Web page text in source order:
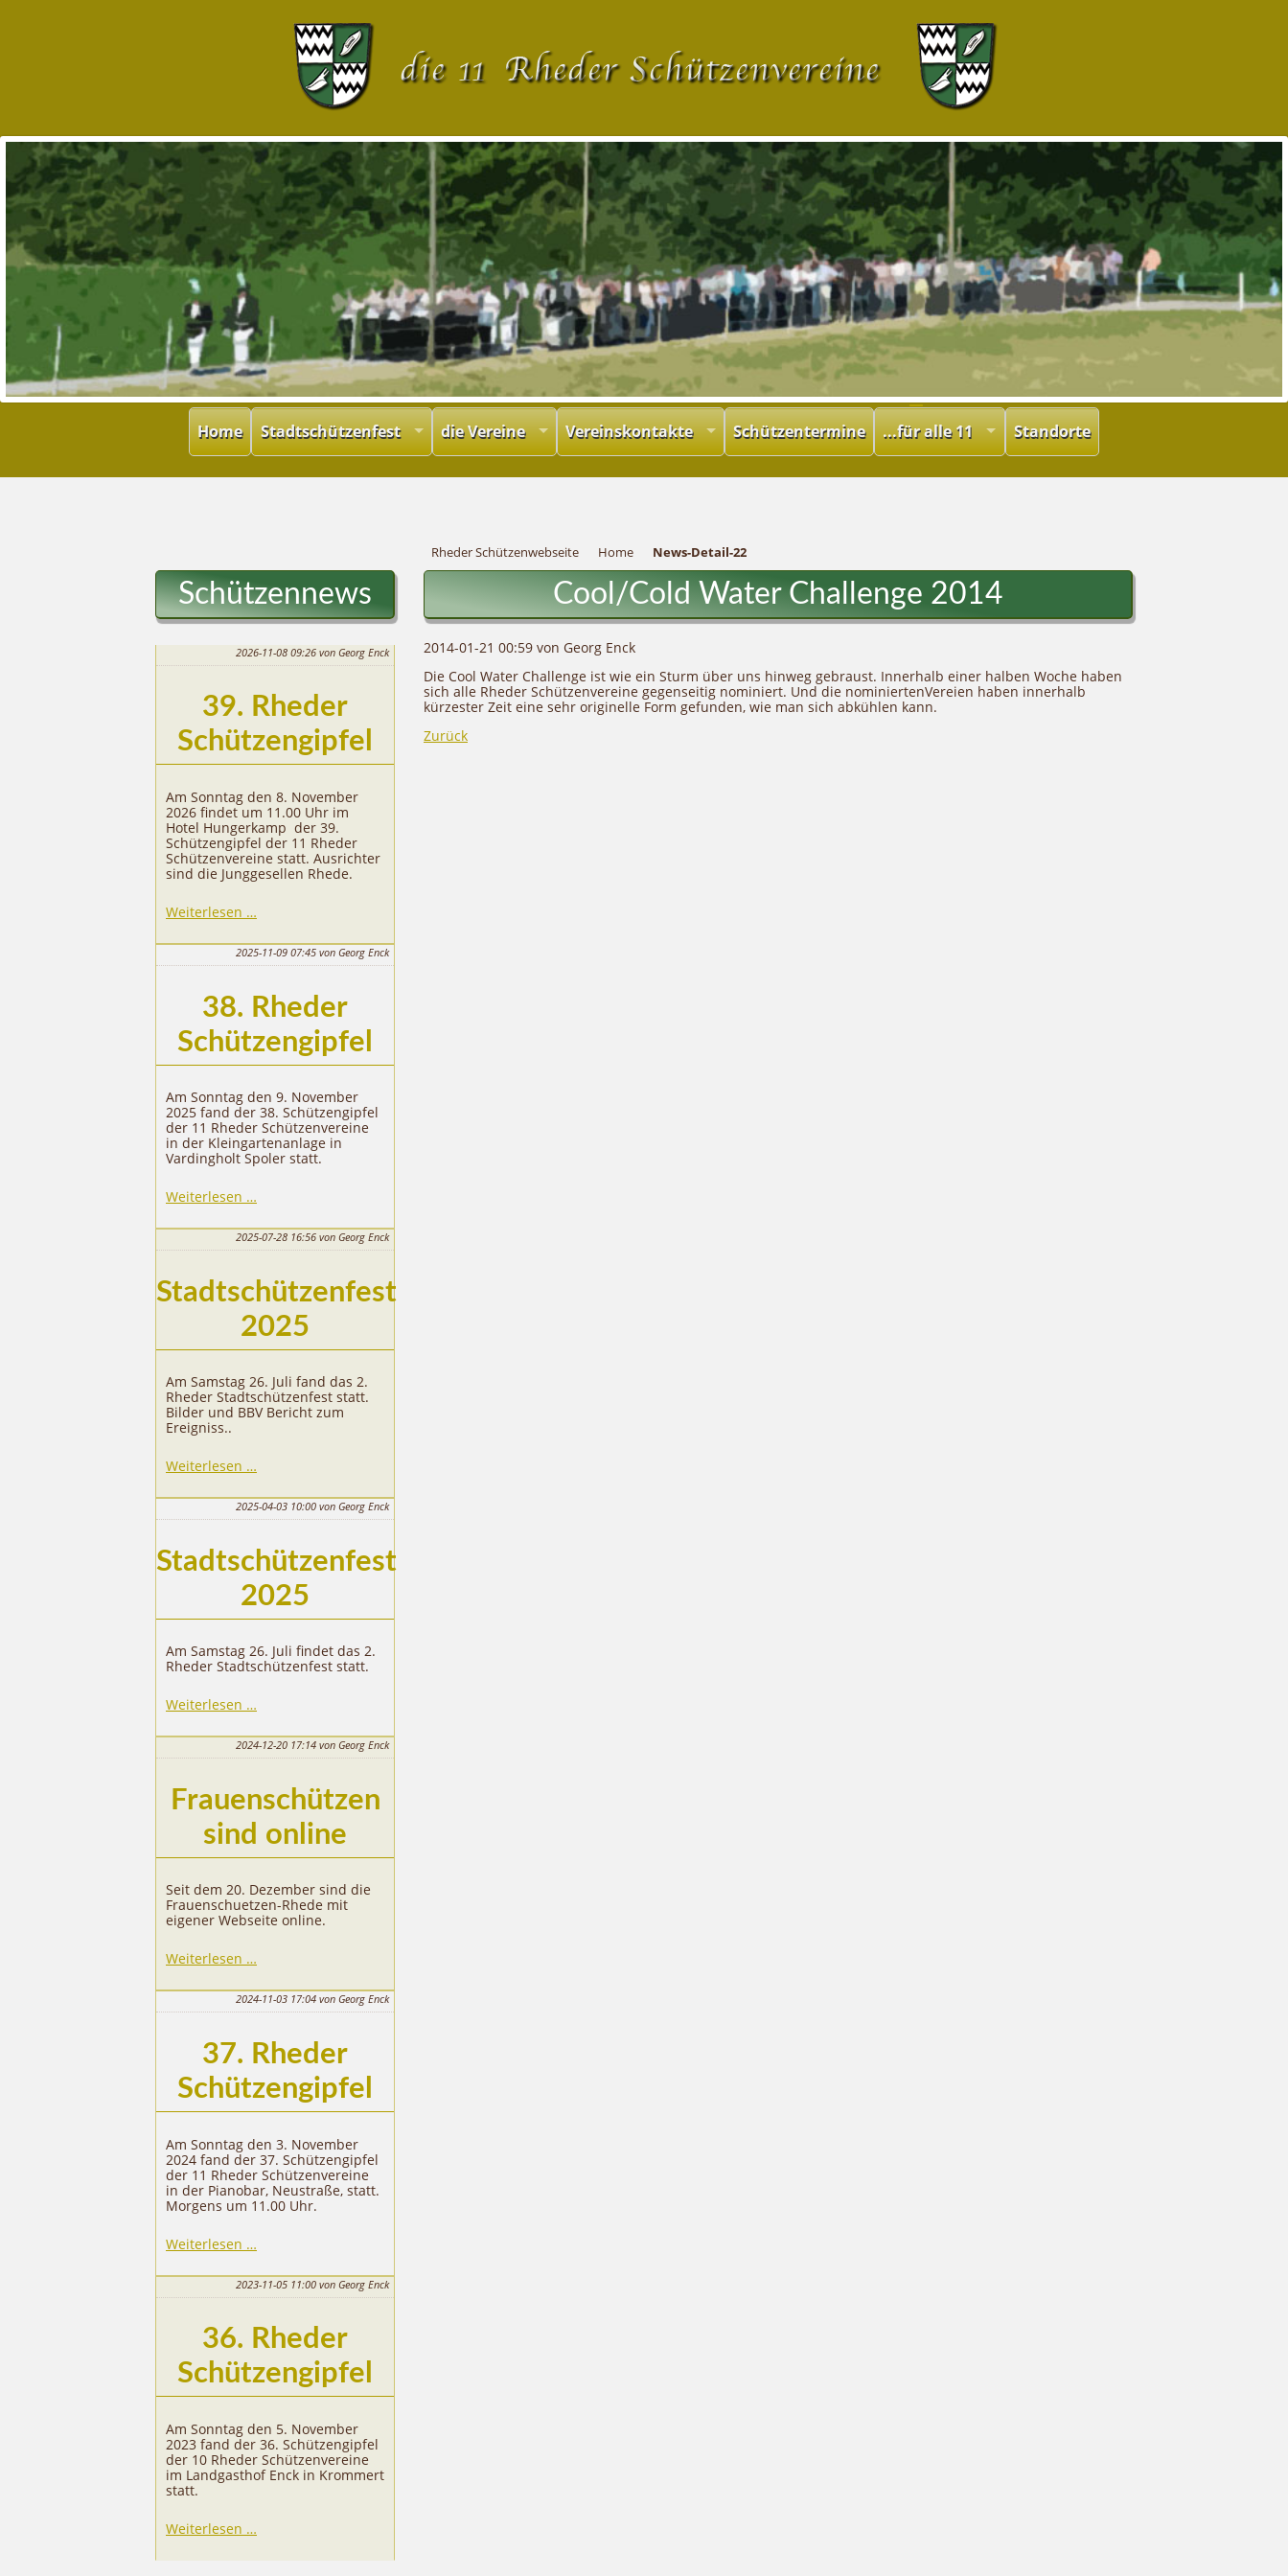
Navigation
überspringen
Home Stadtschützenfest die Vereine Vereinskontakte Schützentermine ...für alle 11 Standorte
Rheder Schützenwebseite Home News-Detail-22
Cool/Cold Water Challenge 2014
2014-01-21 00:59 von Georg Enck
Die Cool Water Challenge ist wie ein Sturm über uns hinweg gebraust. Innerhalb einer halben Woche haben
sich alle Rheder Schützenvereine gegenseitig nominiert. Und die nominiertenVereien haben innerhalb
kürzester Zeit eine sehr originelle Form gefunden, wie man sich abkühlen kann.
Zurück
Schützennews
2026-11-08 09:26 von Georg Enck
39. Rheder
Schützengipfel
Am Sonntag den 8. November
2026 findet um 11.00 Uhr im
Hotel Hungerkamp der 39.
Schützengipfel der 11 Rheder
Schützenvereine statt. Ausrichter
sind die Junggesellen Rhede.
Weiterlesen …
Schützengipfel
2025-11-09 07:45 von Georg Enck
38. Rheder
Schützengipfel
Am Sonntag den 9. November
2025 fand der 38. Schützengipfel
der 11 Rheder Schützenvereine
in der Kleingartenanlage in
Vardingholt Spoler statt.
Weiterlesen …
Schützengipfel
2025-07-28 16:56 von Georg Enck
Stadtschützenfest
2025
Am Samstag 26. Juli fand das 2.
Rheder Stadtschützenfest statt.
Bilder und BBV Bericht zum
Ereigniss..
Weiterlesen …
2025-04-03 10:00 von Georg Enck
Stadtschützenfest
2025
Am Samstag 26. Juli findet das 2.
Rheder Stadtschützenfest statt.
Weiterlesen …
2024-12-20 17:14 von Georg Enck
Frauenschützen
sind online
Seit dem 20. Dezember sind die
Frauenschuetzen-Rhede mit
eigener Webseite online.
Weiterlesen …
2024-11-03 17:04 von Georg Enck
37. Rheder
Schützengipfel
Am Sonntag den 3. November
2024 fand der 37. Schützengipfel
der 11 Rheder Schützenvereine
in der Pianobar, Neustraße, statt.
Morgens um 11.00 Uhr.
Weiterlesen …
Schützengipfel
2023-11-05 11:00 von Georg Enck
36. Rheder
Schützengipfel
Am Sonntag den 5. November
2023 fand der 36. Schützengipfel
der 10 Rheder Schützenvereine
im Landgasthof Enck in Krommert
statt.
Weiterlesen …